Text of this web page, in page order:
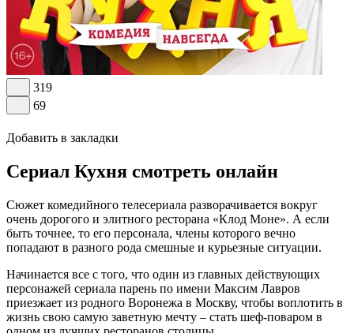
319
69
Добавить в закладки
Сериал Кухня смотреть онлайн
Сюжет комедийного телесериала разворачивается вокруг
очень дорогого и элитного ресторана «Клод Моне». А если
быть точнее, то его персонала, члены которого вечно
попадают в разного рода смешные и курьезные ситуации.
Начинается все с того, что один из главных действующих
персонажей сериала парень по имени Максим Лавров
приезжает из родного Воронежа в Москву, чтобы воплотить в
жизнь свою самую заветную мечту – стать шеф-поваром в